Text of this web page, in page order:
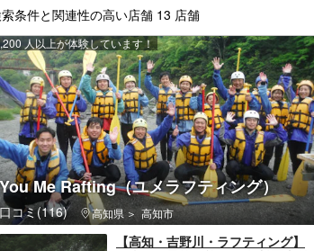
条件と関連性の高い店舗 13 店舗
You Me Rafting（ユメラフティング）
口コミ(116) 高知県 高知市
人以上が体験しています！
【高知・吉野川・ラフティング】